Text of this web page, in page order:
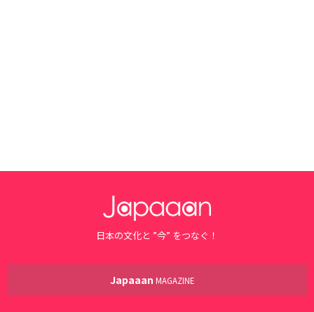
日本の文化と ”今” をつなぐ！
Japaaan MAGAZINE